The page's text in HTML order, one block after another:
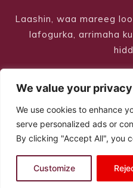
We value your privacy
We use cookies to enhance
serve personalized ads or
By clicking "Accept All", you
Customize
Laashin, waa mareeg
lafogurka, arrimaha
© Copyright 2026 –